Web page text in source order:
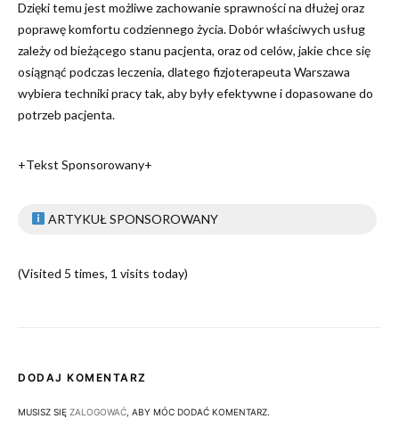
Dzięki temu jest możliwe zachowanie sprawności na dłużej oraz
poprawę komfortu codziennego życia. Dobór właściwych usług
zależy od bieżącego stanu pacjenta, oraz od celów, jakie chce się
osiągnąć podczas leczenia, dlatego fizjoterapeuta Warszawa
wybiera techniki pracy tak, aby były efektywne i dopasowane do
potrzeb pacjenta.
+Tekst Sponsorowany+
ARTYKUŁ SPONSOROWANY
(Visited 5 times, 1 visits today)
DODAJ KOMENTARZ
MUSISZ SIĘ ZALOGOWAĆ , ABY MÓC DODAĆ KOMENTARZ.